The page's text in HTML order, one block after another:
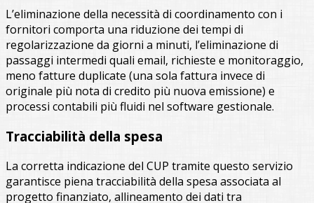
L’eliminazione della necessità di coordinamento con i
fornitori comporta una riduzione dei tempi di
regolarizzazione da giorni a minuti, l’eliminazione di
passaggi intermedi quali email, richieste e monitoraggio,
meno fatture duplicate (una sola fattura invece di
originale più nota di credito più nuova emissione) e
processi contabili più fluidi nel software gestionale.
Tracciabilità della spesa
La corretta indicazione del CUP tramite questo servizio
garantisce piena tracciabilità della spesa associata al
progetto finanziato, allineamento dei dati tra